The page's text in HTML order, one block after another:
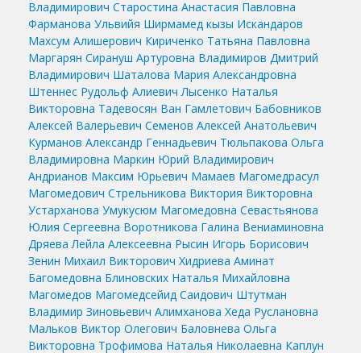
Владимирович Старостина Анастасия Павловна
Фарманова Ульвийя Ширмамед кызы Искандаров
Махсум Алишерович Кириченко Татьяна Павловна
Маргарян Сирануш Артуровна Владимиров Дмитрий
Владимирович Шаталова Мария Александровна
Штеннес Рудольф Алиевич Лысенко Наталья
Викторовна Тадевосян Ван Гамлетович Бабовников
Алексей Валерьевич Семенов Алексей Анатольевич
Курманов Александр Геннадьевич Тюльпакова Ольга
Владимировна Маркин Юрий Владимирович
Андрианов Максим Юрьевич Мамаев Магомедрасул
Магомедович Стрельникова Виктория Викторовна
Устарханова Умукусюм Магомедовна Севастьянова
Юлия Сергеевна Воротникова Галина Вениаминовна
Дряева Лейла Алексеевна Рысин Игорь Борисович
Зенин Михаил Викторович Хидриева Аминат
Багомедовна Блиновских Наталья Михайловна
Магомедов Магомедсейид Саидович Штутман
Владимир Зиновьевич Алимханова Хеда Руслановна
Мальков Виктор Олегович Баловнева Ольга
Викторовна Трофимова Наталья Николаевна Каплун